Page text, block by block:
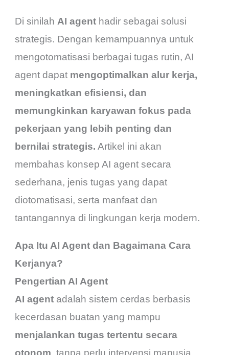
Di sinilah AI agent hadir sebagai solusi
strategis. Dengan kemampuannya untuk
mengotomatisasi berbagai tugas rutin, AI
agent dapat mengoptimalkan alur kerja,
meningkatkan efisiensi, dan
memungkinkan karyawan fokus pada
pekerjaan yang lebih penting dan
bernilai strategis. Artikel ini akan
membahas konsep AI agent secara
sederhana, jenis tugas yang dapat
diotomatisasi, serta manfaat dan
tantangannya di lingkungan kerja modern.
Apa Itu AI Agent dan Bagaimana Cara
Kerjanya?
Pengertian AI Agent
AI agent adalah sistem cerdas berbasis
kecerdasan buatan yang mampu
menjalankan tugas tertentu secara
otonom, tanpa perlu intervensi manusia